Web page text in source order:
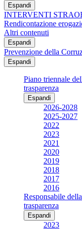
Espandi
INTERVENTI
Rendicontazione
Altri contenuti
Espandi
Prevenzione della
Espandi
Piano triennale
trasparenza
Espandi
2026-2028
2025-2027
2022
2023
2021
2020
2019
2018
2017
2016
Responsabile
trasparenza
Espandi
2023